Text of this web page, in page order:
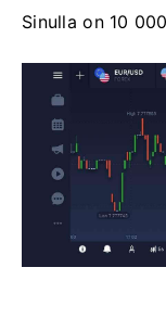
Sinulla on 10